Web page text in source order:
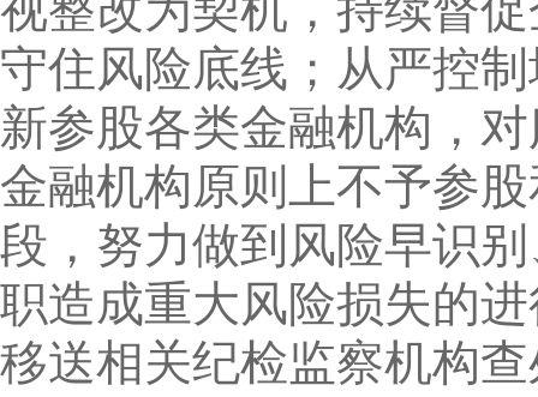
守住风险底线；从严控
新参股各类金融机构，
金融机构原则上不予参
段，努力做到风险早识
职造成重大风险损失的
移送相关纪检监察机构